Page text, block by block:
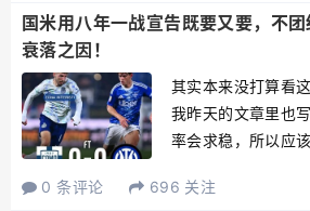
SP3.0...
国米用八年一战宣告既要又要，不
衰落之因！
其实本来没打算看
我昨天的文章里也
率会求稳，所以应
来了”的原则，想着
0 条评论 696 关注